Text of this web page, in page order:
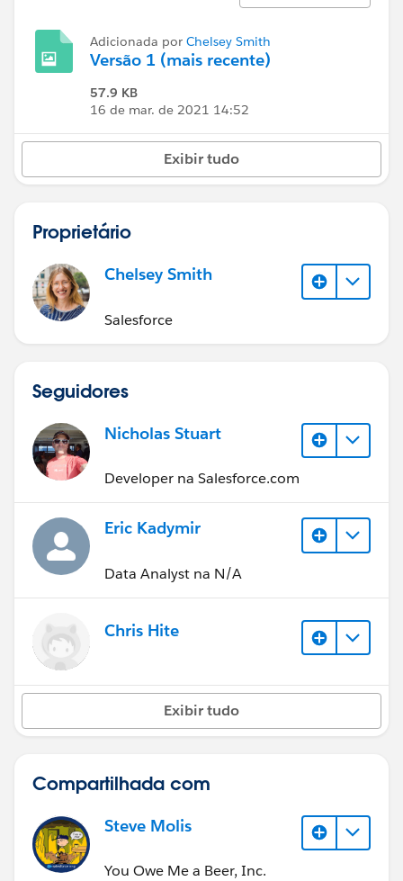
Adicionada por Chelsey Smith
Versão 1 (mais recente)
57.9 KB
16 de mar. de 2021 14:52
Exibir tudo
Proprietário
Chelsey Smith
Salesforce
Seguidores
Nicholas Stuart
Developer na Salesforce.com
Eric Kadymir
Data Analyst na N/A
Chris Hite
Exibir tudo
Compartilhada com
Steve Molis
You Owe Me a Beer, Inc.